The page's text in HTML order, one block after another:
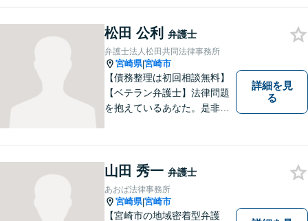
は，依頼者が希望されるベス
トな解決に至るよう最善を尽
くします。お気軽にご相談く
ださい。
松田 公利 弁護士
弁護士法人松田共同法律事務所
宮崎県|宮崎市
【債務整理は初回相談無料】
【ベテラン弁護士】法律問題
を抱えているあなた。是非一
詳細を見
る
山田 秀一 弁護士
あおば法律事務所
宮崎県|宮崎市
【宮崎市の地域密着型弁護